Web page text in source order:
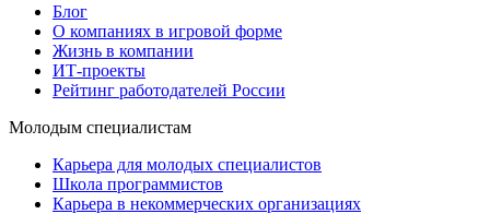
Блог
О компаниях в игровой форме
Жизнь в компании
ИТ-проекты
Рейтинг работодателей России
Молодым специалистам
Карьера для молодых специалистов
Школа программистов
Карьера в некоммерческих организациях